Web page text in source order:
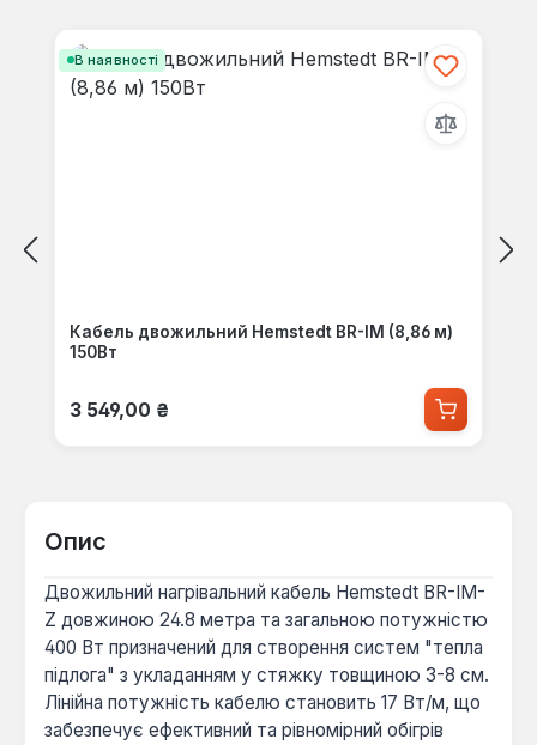
В наявності
Кабель двожильний Hemstedt BR-IM (8,86 м)
150Вт
Звичайна ціна:
3 549,00 ₴
Опис
Двожильний нагрівальний кабель Hemstedt BR-IM-
Z довжиною 24.8 метра та загальною потужністю
400 Вт призначений для створення систем "тепла
підлога" з укладанням у стяжку товщиною 3-8 см.
Лінійна потужність кабелю становить 17 Вт/м, що
забезпечує ефективний та рівномірний обігрів